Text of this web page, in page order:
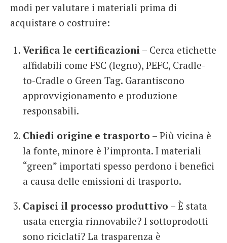
modi per valutare i materiali prima di
acquistare o costruire:
Verifica le certificazioni – Cerca etichette
affidabili come FSC (legno), PEFC, Cradle-
to-Cradle o Green Tag. Garantiscono
approvvigionamento e produzione
responsabili.
Chiedi origine e trasporto – Più vicina è
la fonte, minore è l’impronta. I materiali
“green” importati spesso perdono i benefici
a causa delle emissioni di trasporto.
Capisci il processo produttivo – È stata
usata energia rinnovabile? I sottoprodotti
sono riciclati? La trasparenza è